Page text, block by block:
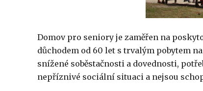
Domov pro seniory je zaměřen na
důchodem od 60 let s trvalým pobytem
snížené soběstačnosti a dovednosti,
nepříznivé sociální situaci a nejsou